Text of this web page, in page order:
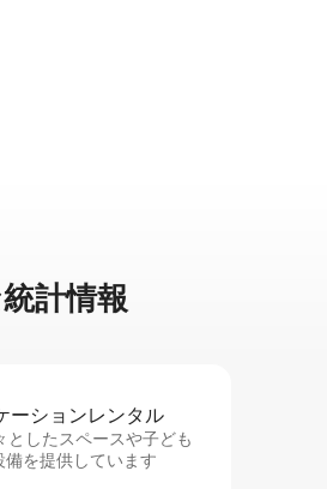
計⁠情⁠報
ー⁠シ⁠ョ⁠ンレ⁠ン⁠タ⁠ル
したスペースや子ども
を提供しています